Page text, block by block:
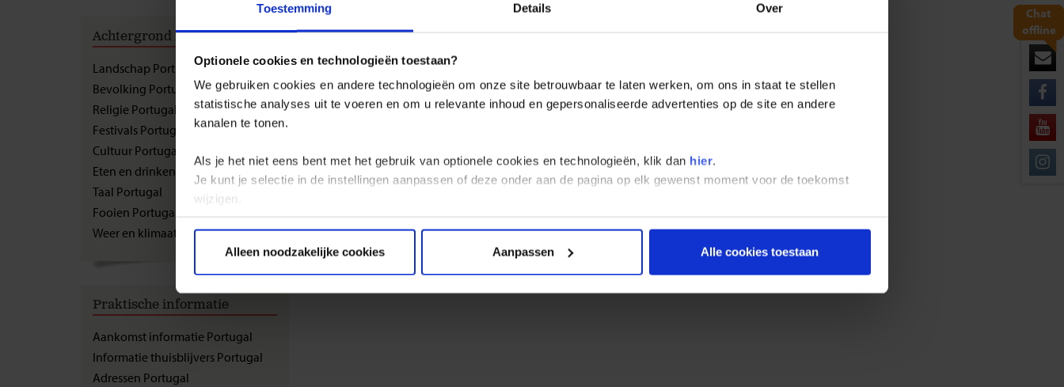
Toestemming Details Over
Optionele cookies en technologieën toestaan?
We gebruiken cookies en andere technologieën om onze site betrouwbaar te laten werken, om ons in staat te stellen
statistische analyses uit te voeren en om u relevante inhoud en gepersonaliseerde advertenties op de site en andere
kanalen te tonen.
Als je het niet eens bent met het gebruik van optionele cookies en technologieën, klik dan hier.
Je kunt je selectie in de instellingen aanpassen of deze onder aan de pagina op elk gewenst moment voor de toekomst
wijzigen.
Alleen noodzakelijke cookies
Aanpassen Alle cookies toestaan
Chat
offline
Achtergrond informatie
Landschap Portugal
Bevolking Portugal
Religie Portugal
Festivals Portugal
Cultuur Portugal
Eten en drinken Portugal
Taal Portugal
Fooien Portugal
Weer en klimaat Portugal
Praktische informatie
Aankomst informatie Portugal
Informatie thuisblijvers Portugal
Adressen Portugal
Elektriciteit Portugal
De netspanning in Portugal is 230 volt. Stopcontacten zijn hetzelfde als in Nederland en België.